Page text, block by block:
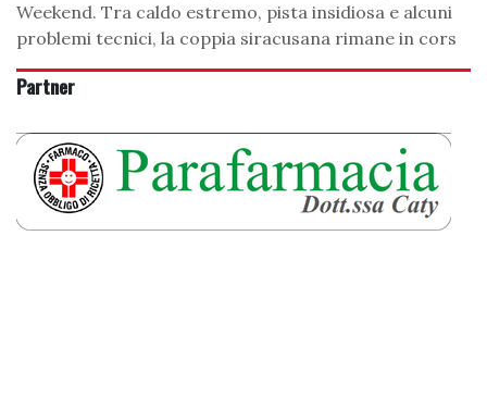
Weekend. Tra caldo estremo, pista insidiosa e alcuni
problemi tecnici, la coppia siracusana rimane in cors
Partner